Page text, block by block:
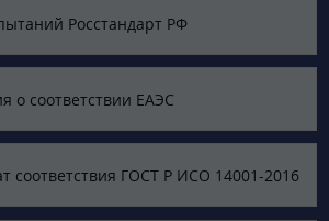
Росстандарт РФ
о соответствии ЕАЭС
соответствия ГОСТ Р ИСО 14001-2016